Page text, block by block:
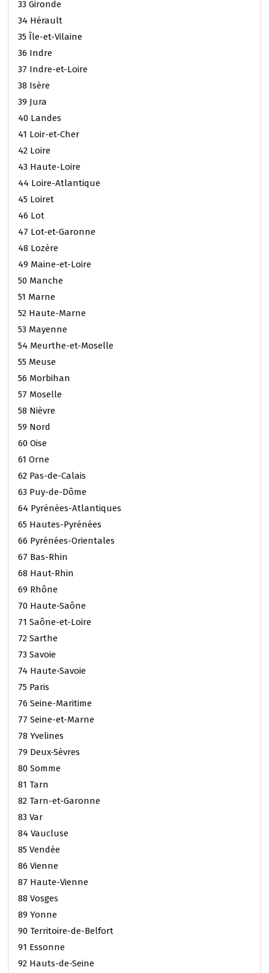
33 Gironde
34 Hérault
35 Île-et-Vilaine
36 Indre
37 Indre-et-Loire
38 Isère
39 Jura
40 Landes
41 Loir-et-Cher
42 Loire
43 Haute-Loire
44 Loire-Atlantique
45 Loiret
46 Lot
47 Lot-et-Garonne
48 Lozère
49 Maine-et-Loire
50 Manche
51 Marne
52 Haute-Marne
53 Mayenne
54 Meurthe-et-Moselle
55 Meuse
56 Morbihan
57 Moselle
58 Nièvre
59 Nord
60 Oise
61 Orne
62 Pas-de-Calais
63 Puy-de-Dôme
64 Pyrénées-Atlantiques
65 Hautes-Pyrénées
66 Pyrénées-Orientales
67 Bas-Rhin
68 Haut-Rhin
69 Rhône
70 Haute-Saône
71 Saône-et-Loire
72 Sarthe
73 Savoie
74 Haute-Savoie
75 Paris
76 Seine-Maritime
77 Seine-et-Marne
78 Yvelines
79 Deux-Sèvres
80 Somme
81 Tarn
82 Tarn-et-Garonne
83 Var
84 Vaucluse
85 Vendée
86 Vienne
87 Haute-Vienne
88 Vosges
89 Yonne
90 Territoire-de-Belfort
91 Essonne
92 Hauts-de-Seine